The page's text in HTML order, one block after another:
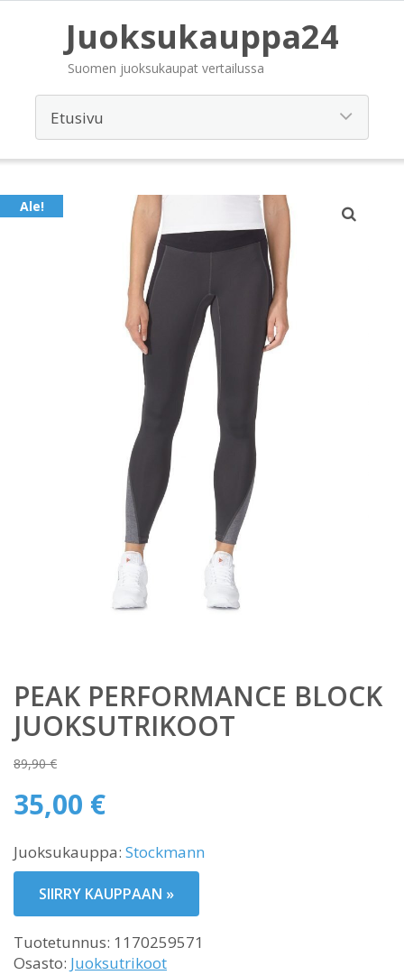
Juoksukauppa24
Suomen juoksukaupat vertailussa
Ale!
PEAK PERFORMANCE BLOCK
JUOKSUTRIKOOT
89,90€
Alkuperäinen
hinta
89,90 €.
35,00 €
hinta
on:
35,00 €.
Juoksukauppa: Stockmann
SIIRRY KAUPPAAN »
Tuotetunnus: 1170259571
Osasto: Juoksutrikoot